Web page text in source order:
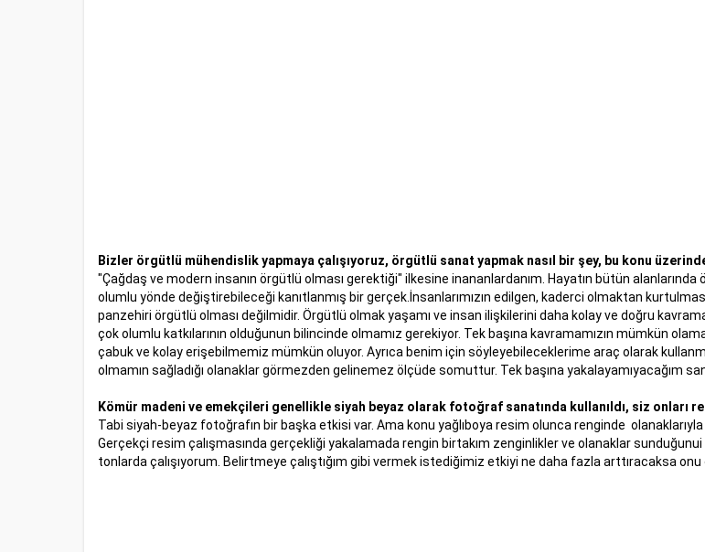
Bizler örgütlü mühendislik yapmaya çalışıyoruz, örgütlü sanat yapmak nasıl bir şey, bu konu
"Çağdaş ve modern insanın örgütlü olması gerektiği" ilkesine inananlardanım. Hayatın bütün
olumlu yönde değiştirebileceği kanıtlanmış bir gerçek.İnsanlarımızın edilgen, kaderci olmaktan
panzehiri örgütlü olması değilmidir. Örgütlü olmak yaşamı ve insan ilişkilerini daha kolay ve doğru
çok olumlu katkılarının olduğunun bilincinde olmamız gerekiyor. Tek başına kavramamızın mümkün
çabuk ve kolay erişebilmemiz mümkün oluyor. Ayrıca benim için söyleyebileceklerime araç olarak
olmamın sağladığı olanaklar görmezden gelinemez ölçüde somuttur. Tek başına yakalayamıyacağım
Kömür madeni ve emekçileri genellikle siyah beyaz olarak fotoğraf sanatında kullanıldı, siz onları
Tabi siyah-beyaz fotoğrafın bir başka etkisi var. Ama konu yağlıboya resim olunca renginde
Gerçekçi resim çalışmasında gerçekliği yakalamada rengin birtakım zenginlikler ve olanaklar
tonlarda çalışıyorum. Belirtmeye çalıştığım gibi vermek istediğimiz etkiyi ne daha fazla arttıracaksa onu